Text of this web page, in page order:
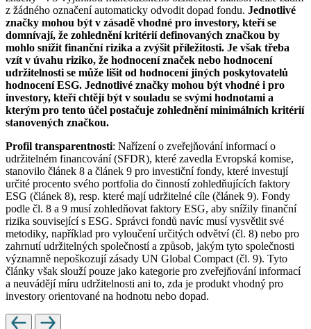
z žádného označení automaticky odvodit dopad fondu. Jednotlivé
značky mohou být v zásadě vhodné pro investory, kteří se
domnívají, že zohlednění kritérií definovaných značkou by
mohlo snížit finanční rizika a zvýšit příležitosti. Je však třeba
vzít v úvahu riziko, že hodnocení značek nebo hodnocení
udržitelnosti se může lišit od hodnocení jiných poskytovatelů
hodnocení ESG. Jednotlivé značky mohou být vhodné i pro
investory, kteří chtějí být v souladu se svými hodnotami a
kterým pro tento účel postačuje zohlednění minimálních kritérií
stanovených značkou.
Profil transparentnosti: Nařízení o zveřejňování informací o
udržitelném financování (SFDR), které zavedla Evropská komise,
stanovilo článek 8 a článek 9 pro investiční fondy, které investují
určité procento svého portfolia do činností zohledňujících faktory
ESG (článek 8), resp. které mají udržitelné cíle (článek 9). Fondy
podle čl. 8 a 9 musí zohledňovat faktory ESG, aby snížily finanční
rizika související s ESG. Správci fondů navíc musí vysvětlit své
metodiky, například pro vyloučení určitých odvětví (čl. 8) nebo pro
zahrnutí udržitelných společností a způsob, jakým tyto společnosti
významně nepoškozují zásady UN Global Compact (čl. 9). Tyto
články však slouží pouze jako kategorie pro zveřejňování informací
a neuvádějí míru udržitelnosti ani to, zda je produkt vhodný pro
investory orientované na hodnotu nebo dopad.